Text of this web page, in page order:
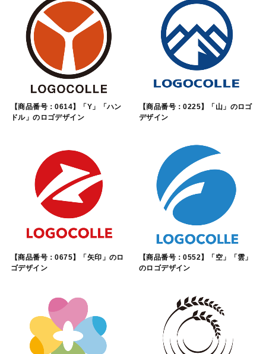
【商品番号：0614】「Y」「ハン
ドル」のロゴデザイン
【商品番号：0225】「山」のロゴ
デザイン
【商品番号：0675】「矢印」のロ
ゴデザイン
【商品番号：0552】「空」「雲」
のロゴデザイン